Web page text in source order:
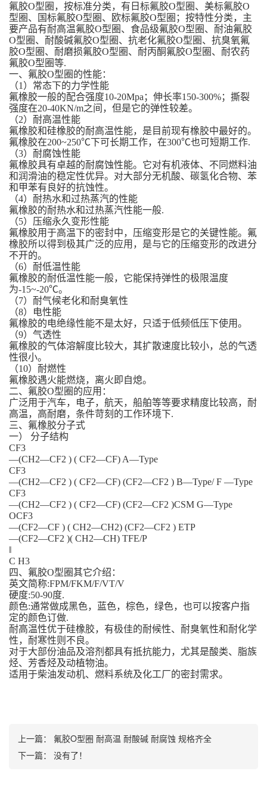
氟胶O型圈，按标准分类，有日标氟胶O型圈、美标氟胶O
型圈、国标氟胶O型圈、欧标氟胶O型圈；按特性分类，主
要产品有耐高温氟胶O型圈、食品级氟胶O型圈、耐油氟胶
O型圈、耐酸碱氟胶O型圈、抗老化氟胶O型圈、抗臭氧氟
胶O型圈、耐磨损氟胶O型圈、耐丙酮氟胶O型圈、耐农药
氟胶O型圈等.
一、氟胶O型圈的性能：
（1）常态下的力学性能
氟橡胶一般的配合强度10-20Mpa；伸长率150-300%；撕裂
强度在20-40KN/m之间，但是它的弹性较差。
（2）耐高温性能
氟橡胶和硅橡胶的耐高温性能，是目前现有橡胶中最好的。
氟橡胶在200~250℃下可长期工作，在300℃也可短期工作.
（3）耐腐蚀性能
氟橡胶具有卓越的耐腐蚀性能。它对有机液体、不同燃料油
和润滑油的稳定性优异。对大部分无机酸、碳氢化合物、苯
和甲苯有良好的抗蚀性。
（4）耐热水和过热蒸汽的性能
氟橡胶的耐热水和过热蒸汽性能一般.
（5）压缩永久变形性能
氟橡胶用于高温下的密封中，压缩变形是它的关键性能。氟
橡胶所以得到极其广泛的应用，是与它的压缩变形的改进分
不开的。
（6）耐低温性能
氟橡胶的耐低温性能一般，它能保持弹性的极限温度
为-15~-20℃。
（7）耐气候老化和耐臭氧性
（8）电性能
氟橡胶的电绝缘性能不是太好，只适于低频低压下使用。
（9）气透性
氟橡胶的气体溶解度比较大，其扩散速度比较小，总的气透
性很小。
（10）耐燃性
氟橡胶遇火能燃烧，离火即自熄。
二、氟胶O型圈的应用：
广泛用于汽车，电子，航天，船舶等等要求精度比较高，耐
高温，高耐磨，条件苛刻的工作环境下.
三、氟橡胶分子式
一） 分子结构
CF3
—(CH2—CF2 ) ( CF2—CF) A—Type
CF3
—(CH2—CF2 ) ( CF2—CF) (CF2—CF2 ) B—Type/ F —Type
CF3
—(CH2—CF2 ) ( CF2—CF) (CF2—CF2 )CSM G—Type
OCF3
—(CF2—CF ) ( CH2—CH2) (CF2—CF2 ) ETP
—(CF2—CF2 )( CH2—CH) TFE/P
‖
C H3
四、氟胶O型圈其它介绍：
英文简称:FPM/FKM/F/VT/V
硬度:50-90度.
颜色:通常做成黑色，蓝色，棕色，绿色，也可以按客户指
定的颜色订做.
耐高温性优于硅橡胶，有极佳的耐候性、耐臭氧性和耐化学
性，耐寒性则不良。
对于大部份油品及溶剂都具有抵抗能力，尤其是酸类、脂族
烃、芳香烃及动植物油。
适用于柴油发动机、燃料系统及化工厂的密封需求。
上一篇： 氟胶O型圈 耐高温 耐酸碱 耐腐蚀 规格齐全
下一篇： 没有了！